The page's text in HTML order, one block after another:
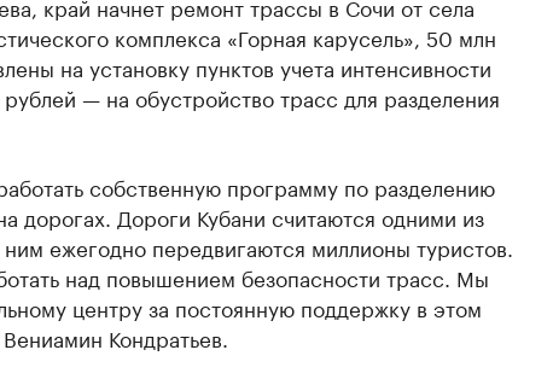
комплекса «Горная карусель», 50 млн
на установку пунктов учета интенсивности
— на обустройство трасс для разделения
собственную программу по разделению
дорогах. Дороги Кубани считаются одними из
ежегодно передвигаются миллионы туристов.
над повышением безопасности трасс. Мы
центру за постоянную поддержку в этом
Кондратьев.